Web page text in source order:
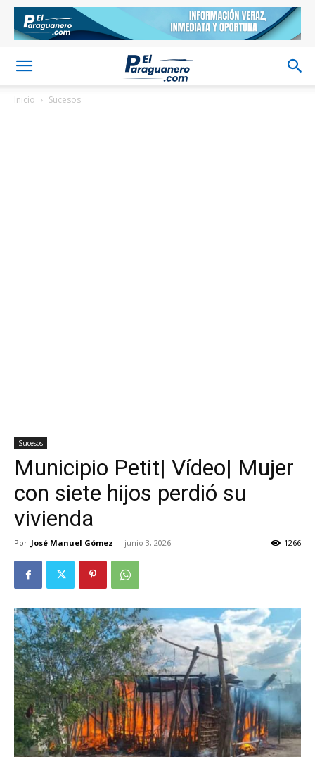
Inicio Sucesos
Sucesos
Municipio Petit| Vídeo| Mujer
con siete hijos perdió su
vivienda
Por José Manuel Gómez - junio 3, 2026 1266